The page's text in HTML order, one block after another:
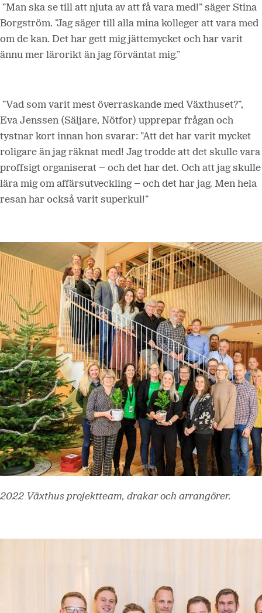
”Man ska se till att njuta av att få vara med!” säger Stina
Borgström. ”Jag säger till alla mina kolleger att vara med
om de kan. Det har gett mig jättemycket och har varit
ännu mer lärorikt än jag förväntat mig.”
”Vad som varit mest överraskande med Växthuset?”,
Eva Jenssen (Säljare, Nötfor) upprepar frågan och
tystnar kort innan hon svarar: ”Att det har varit mycket
roligare än jag räknat med! Jag trodde att det skulle vara
proffsigt organiserat – och det har det. Och att jag skulle
lära mig om affärsutveckling – och det har jag. Men hela
resan har också varit superkul!”
2022 Växthus projektteam, drakar och arrangörer.